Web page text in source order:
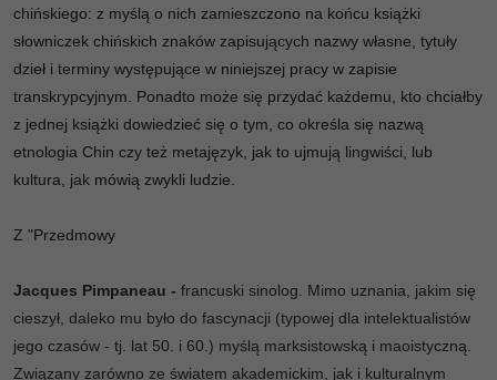
chińskiego: z myślą o nich zamieszczono na końcu książki
słowniczek chińskich znaków zapisujących nazwy własne, tytuły
dzieł i terminy występujące w niniejszej pracy w zapisie
transkrypcyjnym. Ponadto może się przydać każdemu, kto chciałby
z jednej książki dowiedzieć się o tym, co określa się nazwą
etnologia Chin czy też metajęzyk, jak to ujmują lingwiści, lub
kultura, jak mówią zwykli ludzie.
Z "Przedmowy
Jacques Pimpaneau - francuski sinolog. Mimo uznania, jakim się
cieszył, daleko mu było do fascynacji (typowej dla intelektualistów
jego czasów - tj. lat 50. i 60.) myślą marksistowską i maoistyczną.
Związany zarówno ze światem akademickim, jak i kulturalnym